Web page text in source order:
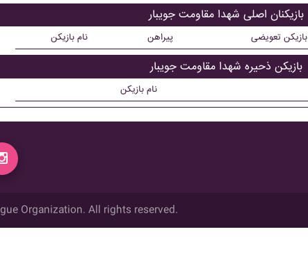
بازیکنان اصلی شهدا مقاومت جويبار
نام بازیکن پیراهن بازیکن تعویضی
بازیکن ذحیره شهدا مقاومت جويبار
نام بازیکن
Organization. All rights reserved.